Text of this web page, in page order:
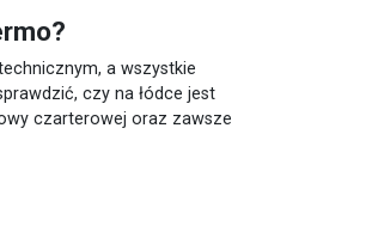
a wszystkie
czy na łódce jest
czarterowej oraz zawsze